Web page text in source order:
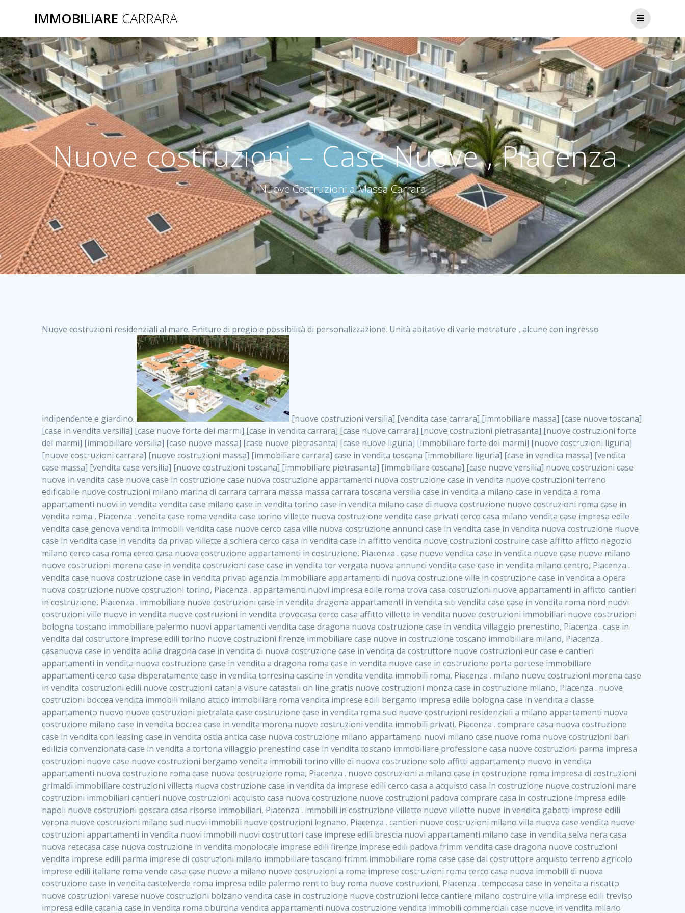
IMMOBILIARE CARRARA
Nuove costruzioni – Case Nuove , Piacenza .
Nuove Costruzioni a Massa Carrara
Nuove costruzioni residenziali al mare. Finiture di pregio e possibilità di personalizzazione. Unità abitative di varie metrature , alcune con ingresso
indipendente e giardino. [nuove costruzioni versilia] [vendita case carrara] [immobiliare massa] [case nuove toscana] [case in vendita versilia] [case nuove forte dei marmi] [case in vendita carrara] [case nuove carrara] [nuove costruzioni pietrasanta] [nuove costruzioni forte dei marmi] [immobiliare versilia] [case nuove massa] [case nuove pietrasanta] [case nuove liguria] [immobiliare forte dei marmi] [nuove costruzioni liguria] [nuove costruzioni carrara] [nuove costruzioni massa] [immobiliare carrara] case in vendita toscana [immobiliare liguria] [case in vendita massa] [vendita case massa] [vendita case versilia] [nuove costruzioni toscana] [immobiliare pietrasanta] [immobiliare toscana] [case nuove versilia] nuove costruzioni case nuove in vendita case nuove case in costruzione case nuova costruzione appartamenti nuova costruzione case in vendita nuove costruzioni terreno edificabile nuove costruzioni milano marina di carrara carrara massa massa carrara toscana versilia case in vendita a milano case in vendita a roma appartamenti nuovi in vendita vendita case milano case in vendita torino case in vendita milano case di nuova costruzione nuove costruzioni roma case in vendita roma , Piacenza . vendita case roma vendita case torino villette nuova costruzione vendita case privati cerco casa milano vendita case impresa edile vendita case genova vendita immobili vendita case nuove cerco casa ville nuova costruzione annunci case in vendita case in vendita nuova costruzione nuove case in vendita case in vendita da privati villette a schiera cerco casa in vendita case in affitto vendita nuove costruzioni costruire case affitto affitto negozio milano cerco casa roma cerco casa nuova costruzione appartamenti in costruzione, Piacenza . case nuove vendita case in vendita nuove case nuove milano nuove costruzioni morena case in vendita costruzioni case case in vendita tor vergata nuova annunci vendita case case in vendita milano centro, Piacenza . vendita case nuova costruzione case in vendita privati agenzia immobiliare appartamenti di nuova costruzione ville in costruzione case in vendita a opera nuova costruzione nuove costruzioni torino, Piacenza . appartamenti nuovi impresa edile roma trova casa costruzioni nuove appartamenti in affitto cantieri in costruzione, Piacenza . immobiliare nuove costruzioni case in vendita dragona appartamenti in vendita siti vendita case case in vendita roma nord nuovi costruzioni ville nuove in vendita nuove costruzioni in vendita trovocasa cerco casa affitto villette in vendita nuove costruzioni immobiliari nuove costruzioni bologna toscano immobiliare palermo nuovi appartamenti vendita case dragona nuova costruzione case in vendita villaggio prenestino, Piacenza . case in vendita dal costruttore imprese edili torino nuove costruzioni firenze immobiliare case nuove in costruzione toscano immobiliare milano, Piacenza . casanuova case in vendita acilia dragona case in vendita di nuova costruzione case in vendita da costruttore nuove costruzioni eur case e cantieri appartamenti in vendita nuova costruzione case in vendita a dragona roma case in vendita nuove case in costruzione porta portese immobiliare appartamenti cerco casa disperatamente case in vendita torresina cascine in vendita vendita immobili roma, Piacenza . milano nuove costruzioni morena case in vendita costruzioni edili nuove costruzioni catania visure catastali on line gratis nuove costruzioni monza case in costruzione milano, Piacenza . nuove costruzioni boccea vendita immobili milano attico immobiliare roma vendita imprese edili bergamo impresa edile bologna case in vendita a classe appartamento nuovo nuove costruzioni pietralata case costruzione case in vendita roma sud nuove costruzioni residenziali a milano appartamenti nuova costruzione milano case in vendita boccea case in vendita morena nuove costruzioni vendita immobili privati, Piacenza . comprare casa nuova costruzione case in vendita con leasing case in vendita ostia antica case nuova costruzione milano appartamenti nuovi milano case nuove roma nuove costruzioni bari edilizia convenzionata case in vendita a tortona villaggio prenestino case in vendita toscano immobiliare professione casa nuove costruzioni parma impresa costruzioni nuove case nuove costruzioni bergamo vendita immobili torino ville di nuova costruzione solo affitti appartamento nuovo in vendita appartamenti nuova costruzione roma case nuova costruzione roma, Piacenza . nuove costruzioni a milano case in costruzione roma impresa di costruzioni grimaldi immobiliare costruzioni villetta nuova costruzione case in vendita da imprese edili cerco casa a acquisto casa in costruzione nuove costruzioni mare costruzioni immobiliari cantieri nuove costruzioni acquisto casa nuova costruzione nuove costruzioni padova comprare casa in costruzione impresa edile napoli nuove costruzioni pescara casa risorse immobiliari, Piacenza . immobili in costruzione villette nuove villette nuove in vendita gabetti imprese edili verona nuove costruzioni milano sud nuovi immobili nuove costruzioni legnano, Piacenza . cantieri nuove costruzioni milano villa nuova case vendita nuove costruzioni appartamenti in vendita nuovi immobili nuovi costruttori case imprese edili brescia nuovi appartamenti milano case in vendita selva nera casa nuova retecasa case nuova costruzione in vendita monolocale imprese edili firenze imprese edili padova frimm vendita case dragona nuove costruzioni vendita imprese edili parma imprese di costruzioni milano immobiliare toscano frimm immobiliare roma case case dal costruttore acquisto terreno agricolo imprese edili italiane roma vende casa case nuove a milano nuove costruzioni a roma imprese costruzioni roma cerco casa nuova immobili di nuova costruzione case in vendita castelverde roma impresa edile palermo rent to buy roma nuove costruzioni, Piacenza . tempocasa case in vendita a riscatto nuove costruzioni varese nuove costruzioni bolzano vendita case in costruzione nuove costruzioni lecce cantiere milano costruire villa imprese edili treviso impresa edile catania case in vendita roma tiburtina vendita appartamenti nuova costruzione vendita immobili commerciali case nuove in vendita milano nuove costruzioni seregno cerca casa vendita cerco casa milano vendita nuove costruzioni milano ovest vendita case nuove milano imprese edili modena nuove costruzioni milano centro case in vendita aranova nuove abitazioni, Piacenza ., Piacenza . nuove costruzioni brescia nuove costruzioni como appartamenti nuovi in vendita a milano case in vendita bologna nuove costruzioni appartamenti in vendita milano nuova costruzione imprese edili como morena nuove costruzioni nuove costruzioni case vendita appartamenti nuovi nuove costruzioni salerno eurekasa villette in costruzione bilocali nuovi case nuove in vendita a roma case in vendita con permuta nuove costruzioni trento impresa edile varese imprese costruzioni milano imprese edili venezia case in vendita prenestina imprese edili spa nuove costruzioni gallarate roma nuove costruzioni case in nuova costruzione nuovi case nuove in vendita a milano nuove costruzioni loano nuovi cantieri milano imprese edili novara case in vendita roma est imprese di costruzioni roma appartamenti in costruzione milano nuovi cantieri cerco casa vendita milano nuove costruzioni brugherio vendita case da imprese edili imprese edili udine nuove costruzioni direttamente dal costruttore imprese edili vicenza case in vendita a loano nuova costruzione nuove villette prezzi case nuove case in vendita in costruzione compravendita terreno agricolo cantiere, Piacenza . case in vendita milano navigli costruzione nuova casa costruzioni nuove milano nuove costruzioni roma rent to buy nuove costruzioni taranto palazzo in costruzione vendita appartamenti nuova costruzione milano centro costruzioni milano case in vendita milano nuove costruzioni case in vendita milano sud impresa edile como case nuove a roma boccea case in vendita imprese edili trento nuove costruzioni buccinasco case in costruzione a milano nuove costruzioni ripamonti case in vendita a salerno nuove costruzioni nuove residenze milano case nuove vendita milano nuove costruzioni milano nord nuove costruzioni livorno vendita nuove costruzioni roma nuove costruzioni liguria costruzioni roma cerco casa roma vendita nuove costruzioni classe a impresa edile rimini nuovi annunci case in vendita nuove costruzioni magenta todini costruzioni case grezze in vendita vendita appartamenti nuovi milano case in vendita gallaratese milano nuove costruzioni arezzo, Piacenza . case in vendita castelverde case nuove dal costruttore nuovo appartamento nuove costruzioni desenzano imprese edili lombardia imprese edili veneto appartamenti in costruzione roma case vendita pescara nuove costruzioni case in vendita ad acilia imprese edili verona e provincia nuove costruzioni desio appartamenti classe a milano firenze nuove costruzioni pirelli re immobiliare grandi imprese di costruzioni case in vendita torresina roma case in vendita navigli milano nuove costruzioni roma centro nuovecostruzioni appartamenti nuovi a milano impresa edile ancona nuove residenze dragona case in vendita nuove costruzioni brindisi vendita nuove costruzioni milano case in vendita arredate nuove case milano case nuove milano centro sito impresa edile nuove costruzioni montesilvano case vendita monza nuove costruzioni vendita case nuove roma impresa edile monza case in vendita vimercate nuova